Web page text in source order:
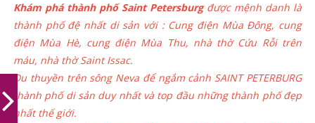
Khám phá thành phố Saint Petersburg được mệnh danh là
thành phố đệ nhất di sản với : Cung điện Mùa Đông, cung
điện Mùa Hè, cung điện Mùa Thu, nhà thờ Cứu Rỗi trên
máu, nhà thờ Saint Issac.
Du thuyền trên sông Neva để ngắm cảnh SAINT PETERBURG
thành phố di sản duy nhất và top đầu những thành phố đẹp
nhất thế giới.